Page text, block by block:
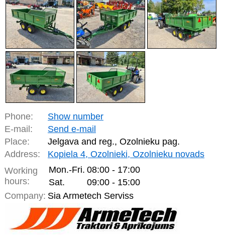
Phone:
Show number
E-mail:
Send e-mail
Place:
Jelgava and reg., Ozolnieku pag.
Address:
Kopiela 4, Ozolnieki, Ozolnieku novads
Working
hours:
Mon.-Fri. 08:00 - 17:00
Sat.
09:00 - 15:00
Company: Sia Armetech Serviss